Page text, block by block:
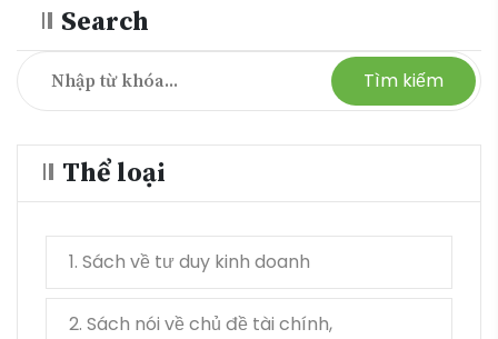
Search
Tìm kiếm
Thể loại
1. Sách về tư duy kinh doanh
2. Sách nói về chủ đề tài chính,